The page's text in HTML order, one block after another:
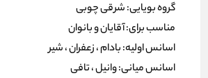
گروه بویایی: شرقی چوبی
مناسب برای: آقایان و بانوان
اسانس اولیه: بادام ، زعفران ، شیر
اسانس میانی: وانیل ، تافی